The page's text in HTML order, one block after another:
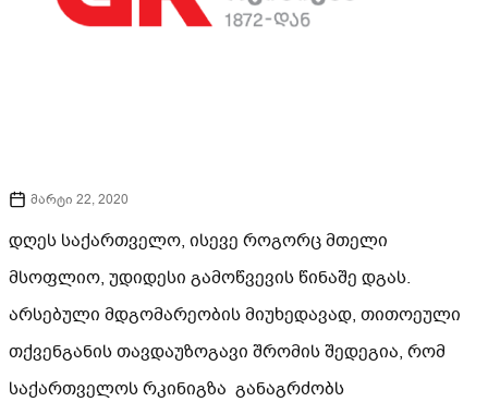
მარტი 22, 2020
დღეს საქართველო, ისევე როგორც მთელი
მსოფლიო, უდიდესი გამოწვევის წინაშე დგას.
არსებული მდგომარეობის მიუხედავად, თითოეული
თქვენგანის თავდაუზოგავი შრომის შედეგია, რომ
საქართველოს რკინიგზა განაგრძობს